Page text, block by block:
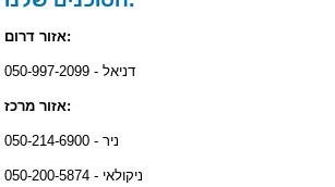
אזור דרום:
דניאל - 050-997-2099
אזור מרכז:
ניר - 050-214-6900
ניקולאי - 050-200-5874